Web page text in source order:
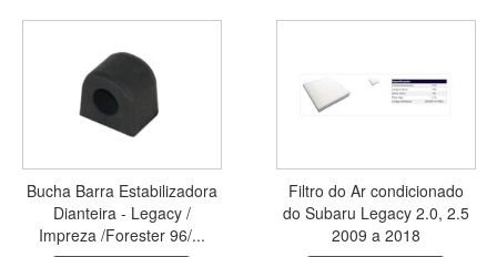
Bucha Barra Estabilizadora
Dianteira - Legacy /
Impreza /Forester 96/...
Filtro do Ar condicionado
do Subaru Legacy 2.0, 2.5
2009 a 2018